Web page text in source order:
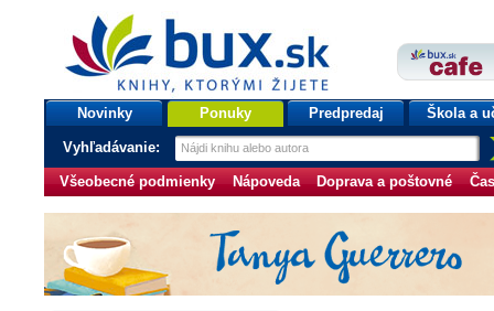
bux.sk
knihy, ktorými žijete
Úvodná stránka
Novinky Ponuky Predpredaj Škola a
Vyhľadávanie:
Všeobecné podmienky Nápoveda Doprava a poštovné